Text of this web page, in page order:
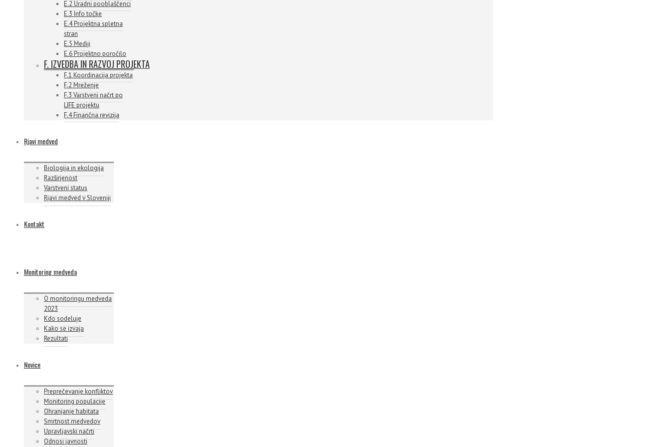
E.2 Uradni pooblaščenci
E.3 Info točke
E.4 Projektna spletna
stran
E.5 Mediji
E.6 Projektno poročilo
F. IZVEDBA IN RAZVOJ PROJEKTA
F.1 Koordinacija projekta
F.2 Mreženje
F.3 Varstveni načrt po
LIFE projektu
F.4 Finančna revizija
Rjavi medved
Biologija in ekologija
Razširjenost
Varstveni status
Rjavi medved v Sloveniji
Kontakt
Monitoring medveda
O monitoringu medveda
2023
Kdo sodeluje
Kako se izvaja
Rezultati
Novice
Preprečevanje konfliktov
Monitoring populacije
Ohranjanje habitata
Smrtnost medvedov
Upravljavski načrti
Odnosi javnosti